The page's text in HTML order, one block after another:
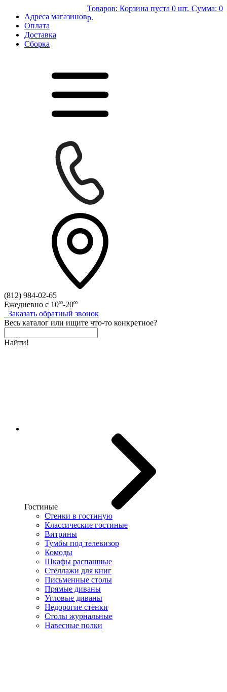
Адреса магазинов
Оплата
Доставка
Сборка
Товаров: Корзина пуста 0 шт. Сумма: 0
р.
(812) 984-02-65
Ежедневно с 1000-2000
Заказать обратный звонок
Весь каталог или ищите что-то конкретное?
Найти!
Гостиные
Стенки в гостиную
Классические гостиные
Витрины
Тумбы под телевизор
Комоды
Шкафы распашные
Стеллажи для книг
Письменные столы
Прямые диваны
Угловые диваны
Недорогие стенки
Столы журнальные
Навесные полки